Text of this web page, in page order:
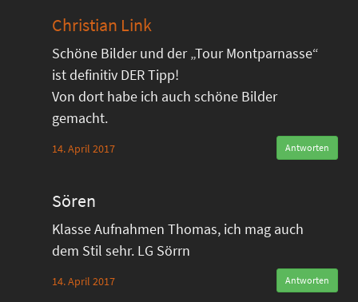
Christian Link
Schöne Bilder und der „Tour Montparnasse“
ist definitiv DER Tipp!
Von dort habe ich auch schöne Bilder
gemacht.
14. April 2017 Antworten
Sören
Klasse Aufnahmen Thomas, ich mag auch
dem Stil sehr. LG Sörrn
14. April 2017 Antworten